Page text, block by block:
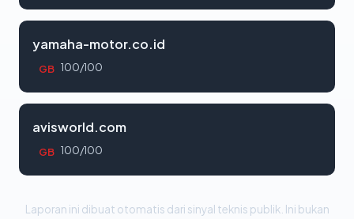
yamaha-motor.co.id
GB 100/100
avisworld.com
GB 100/100
Laporan ini dibuat otomatis dari sinyal teknis publik. Ini bukan